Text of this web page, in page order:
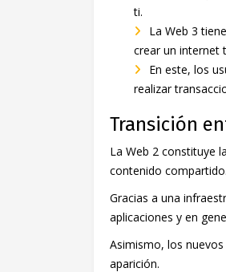
ti.
La Web 3
crear un internet
En este, los
realizar
Transición
La Web 2 constituye
contenido compartido.
Gracias a una
aplicaciones y en
Asimismo, los
aparición.